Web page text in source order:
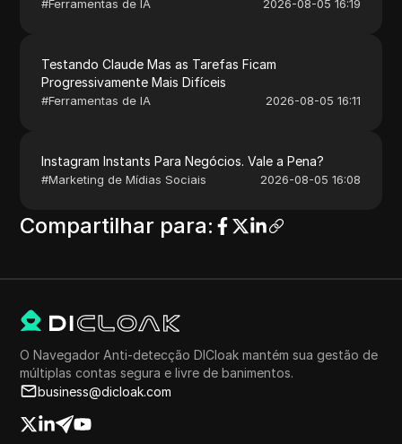
#Ferramentas de IA 2026-08-05 16:19
Testando Claude Mas as Tarefas Ficam
Progressivamente Mais Difíceis
#Ferramentas de IA 2026-08-05 16:11
Instagram Instants Para Negócios. Vale a Pena?
#Marketing de Mídias Sociais 2026-08-05 16:08
Compartilhar para:
O Navegador Anti-detecção DICloak mantém sua gestão de
múltiplas contas segura e livre de banimentos.
business@dicloak.com